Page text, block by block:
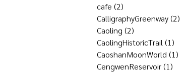
cafe (2)
CalligraphyGreenway(2)
Caoling (2)
CaolingHistoricTrail (1)
CaoshanMoonWorld (1)
CengwenReservoir(1)